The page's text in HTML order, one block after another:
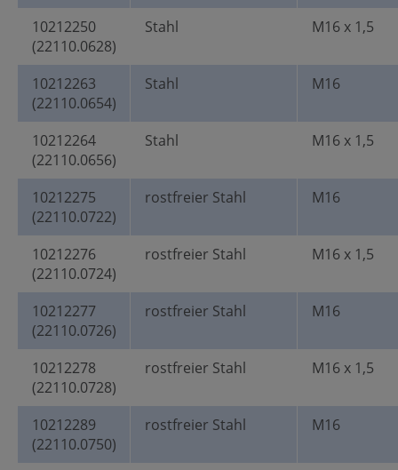
10212250
(22110.0628)
Stahl M16 x 1,5
10212263
(22110.0654)
Stahl M16
10212264
(22110.0656)
Stahl M16 x 1,5
10212275
(22110.0722)
rostfreier Stahl M16
10212276
(22110.0724)
rostfreier Stahl M16 x 1,5
10212277
(22110.0726)
rostfreier Stahl M16
10212278
(22110.0728)
rostfreier Stahl M16 x 1,5
10212289
(22110.0750)
rostfreier Stahl M16